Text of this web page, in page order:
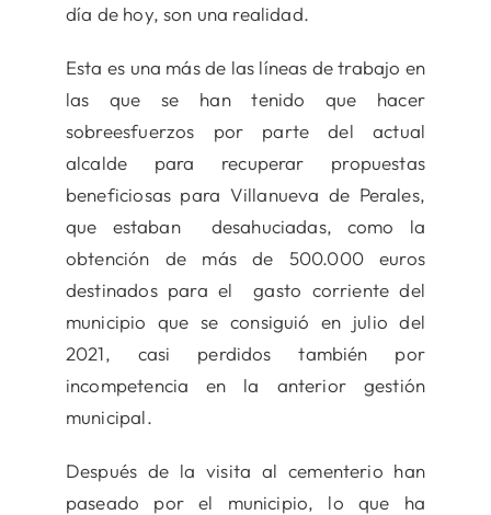
día de hoy, son una realidad.
Esta es una más de las líneas de trabajo en
las que se han tenido que hacer
sobreesfuerzos por parte del actual
alcalde para recuperar propuestas
beneficiosas para Villanueva de Perales,
que estaban desahuciadas, como la
obtención de más de 500.000 euros
destinados para el gasto corriente del
municipio que se consiguió en julio del
2021, casi perdidos también por
incompetencia en la anterior gestión
municipal.
Después de la visita al cementerio han
paseado por el municipio, lo que ha